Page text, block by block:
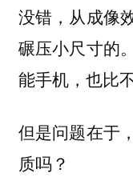
没错，从成像
碾压小尺寸的
能手机，也比
但是问题在于
质吗？